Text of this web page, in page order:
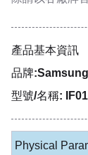
產品基本資訊
品牌
型號/名稱:
Physical